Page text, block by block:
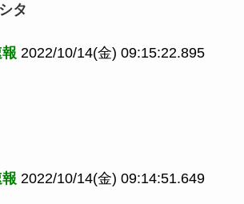
タ
2022/10/14(金) 09:15:22.895
2022/10/14(金) 09:14:51.649